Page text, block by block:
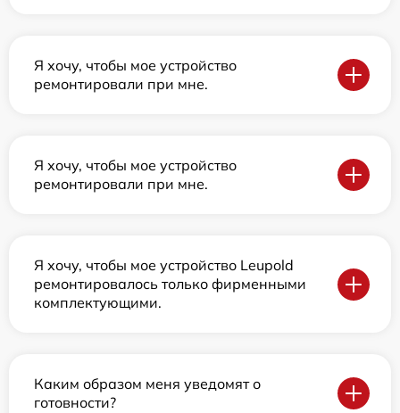
Я хочу, чтобы мое устройство
ремонтировали при мне.
Я хочу, чтобы мое устройство
ремонтировали при мне.
Я хочу, чтобы мое устройство Leupold
ремонтировалось только фирменными
комплектующими.
Каким образом меня уведомят о
готовности?